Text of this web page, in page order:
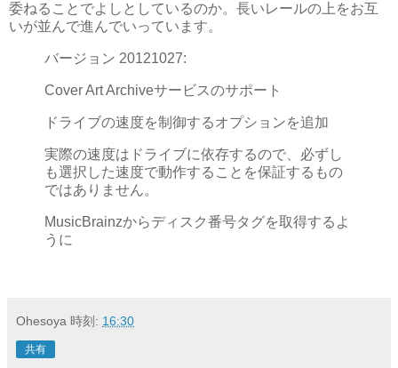
委ねることでよしとしているのか。長いレールの上をお互
いが並んで進んでいっています。
バージョン 20121027:
Cover Art Archiveサービスのサポート
ドライブの速度を制御するオプションを追加
実際の速度はドライブに依存するので、必ずし
も選択した速度で動作することを保証するもの
ではありません。
MusicBrainzからディスク番号タグを取得するよ
うに
Ohesoya 時刻: 16:30
共有